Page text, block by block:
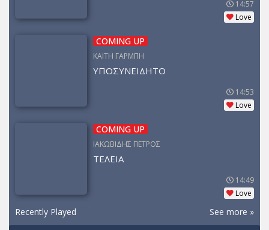
14:57
Love
COMING UP
ΚΑΙΤΗ ΓΑΡΜΠΗ
ΥΠΟΣΥΝΕΙΔΗΤΟ
14:53
Love
COMING UP
ΙΑΚΩΒΙΔΗΣ ΠΕΤΡΟΣ
ΤΕΛΕΙΑ
14:49
Love
Recently Played See more »